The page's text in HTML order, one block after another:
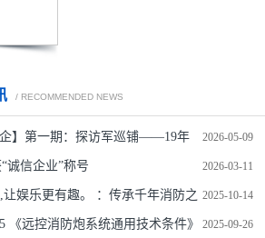
/ RECOMMENDED NEWS
2026-05-09
】第一期：探访军巡铺——19年
业标杆 2026-03-11
诚信企业”称号
2025-10-14
娱乐更有趣。 ：传承千年消防之
范 2025-09-26
《远控消防炮系统通用技术条件》